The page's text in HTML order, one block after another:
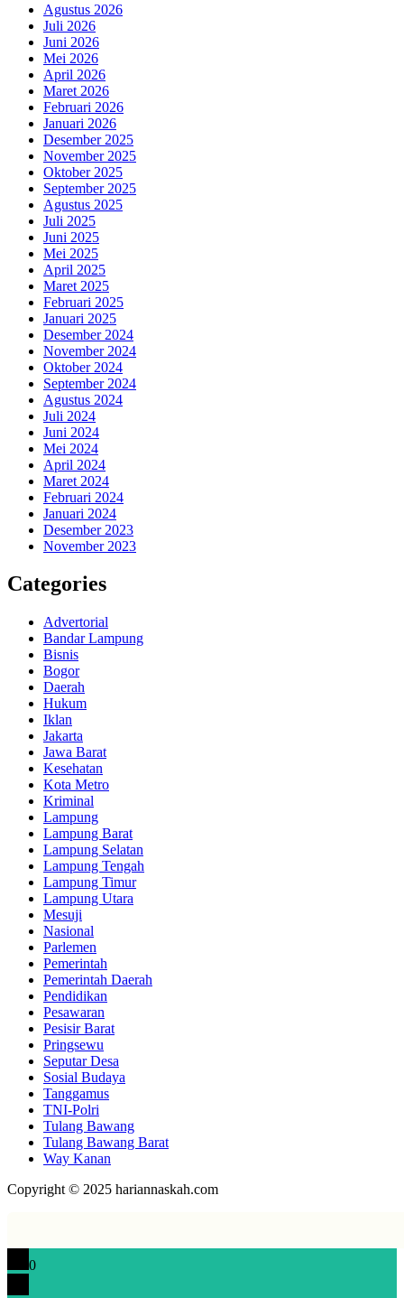
Agustus 2026
Juli 2026
Juni 2026
Mei 2026
April 2026
Maret 2026
Februari 2026
Januari 2026
Desember 2025
November 2025
Oktober 2025
September 2025
Agustus 2025
Juli 2025
Juni 2025
Mei 2025
April 2025
Maret 2025
Februari 2025
Januari 2025
Desember 2024
November 2024
Oktober 2024
September 2024
Agustus 2024
Juli 2024
Juni 2024
Mei 2024
April 2024
Maret 2024
Februari 2024
Januari 2024
Desember 2023
November 2023
Categories
Advertorial
Bandar Lampung
Bisnis
Bogor
Daerah
Hukum
Iklan
Jakarta
Jawa Barat
Kesehatan
Kota Metro
Kriminal
Lampung
Lampung Barat
Lampung Selatan
Lampung Tengah
Lampung Timur
Lampung Utara
Mesuji
Nasional
Parlemen
Pemerintah
Pemerintah Daerah
Pendidikan
Pesawaran
Pesisir Barat
Pringsewu
Seputar Desa
Sosial Budaya
Tanggamus
TNI-Polri
Tulang Bawang
Tulang Bawang Barat
Way Kanan
Copyright © 2025 hariannaskah.com
0